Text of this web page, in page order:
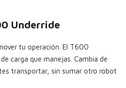
Underride
tu operación. El T600
carga que manejas. Cambia de
transportar, sin sumar otro robot